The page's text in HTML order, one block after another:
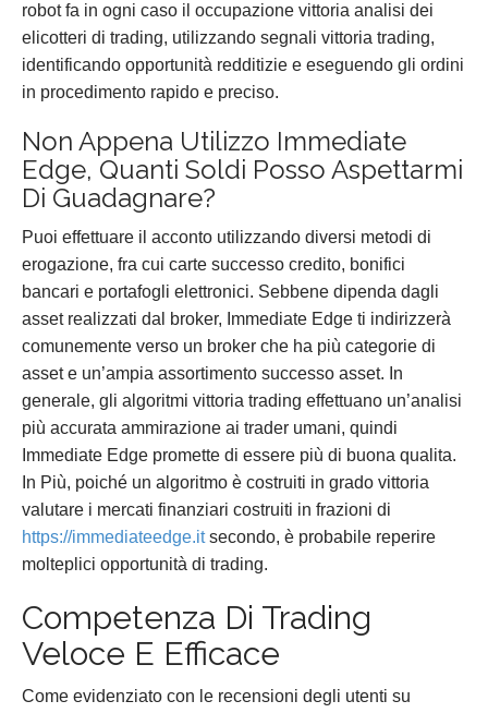
robot fa in ogni caso il occupazione vittoria analisi dei
elicotteri di trading, utilizzando segnali vittoria trading,
identificando opportunità redditizie e eseguendo gli ordini
in procedimento rapido e preciso.
Non Appena Utilizzo Immediate
Edge, Quanti Soldi Posso Aspettarmi
Di Guadagnare?
Puoi effettuare il acconto utilizzando diversi metodi di
erogazione, fra cui carte successo credito, bonifici
bancari e portafogli elettronici. Sebbene dipenda dagli
asset realizzati dal broker, Immediate Edge ti indirizzerà
comunemente verso un broker che ha più categorie di
asset e un’ampia assortimento successo asset. In
generale, gli algoritmi vittoria trading effettuano un’analisi
più accurata ammirazione ai trader umani, quindi
Immediate Edge promette di essere più di buona qualita.
In Più, poiché un algoritmo è costruiti in grado vittoria
valutare i mercati finanziari costruiti in frazioni di
https://immediateedge.itsecondo, è probabile reperire
molteplici opportunità di trading.
Competenza Di Trading
Veloce E Efficace
Come evidenziato con le recensioni degli utenti su